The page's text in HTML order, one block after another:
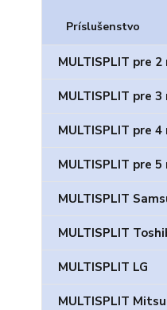
Príslušenstvo
MULTISPLIT pre
MULTISPLIT pre
MULTISPLIT pre
MULTISPLIT pre
MULTISPLIT
MULTISPLIT
MULTISPLIT LG
MULTISPLIT